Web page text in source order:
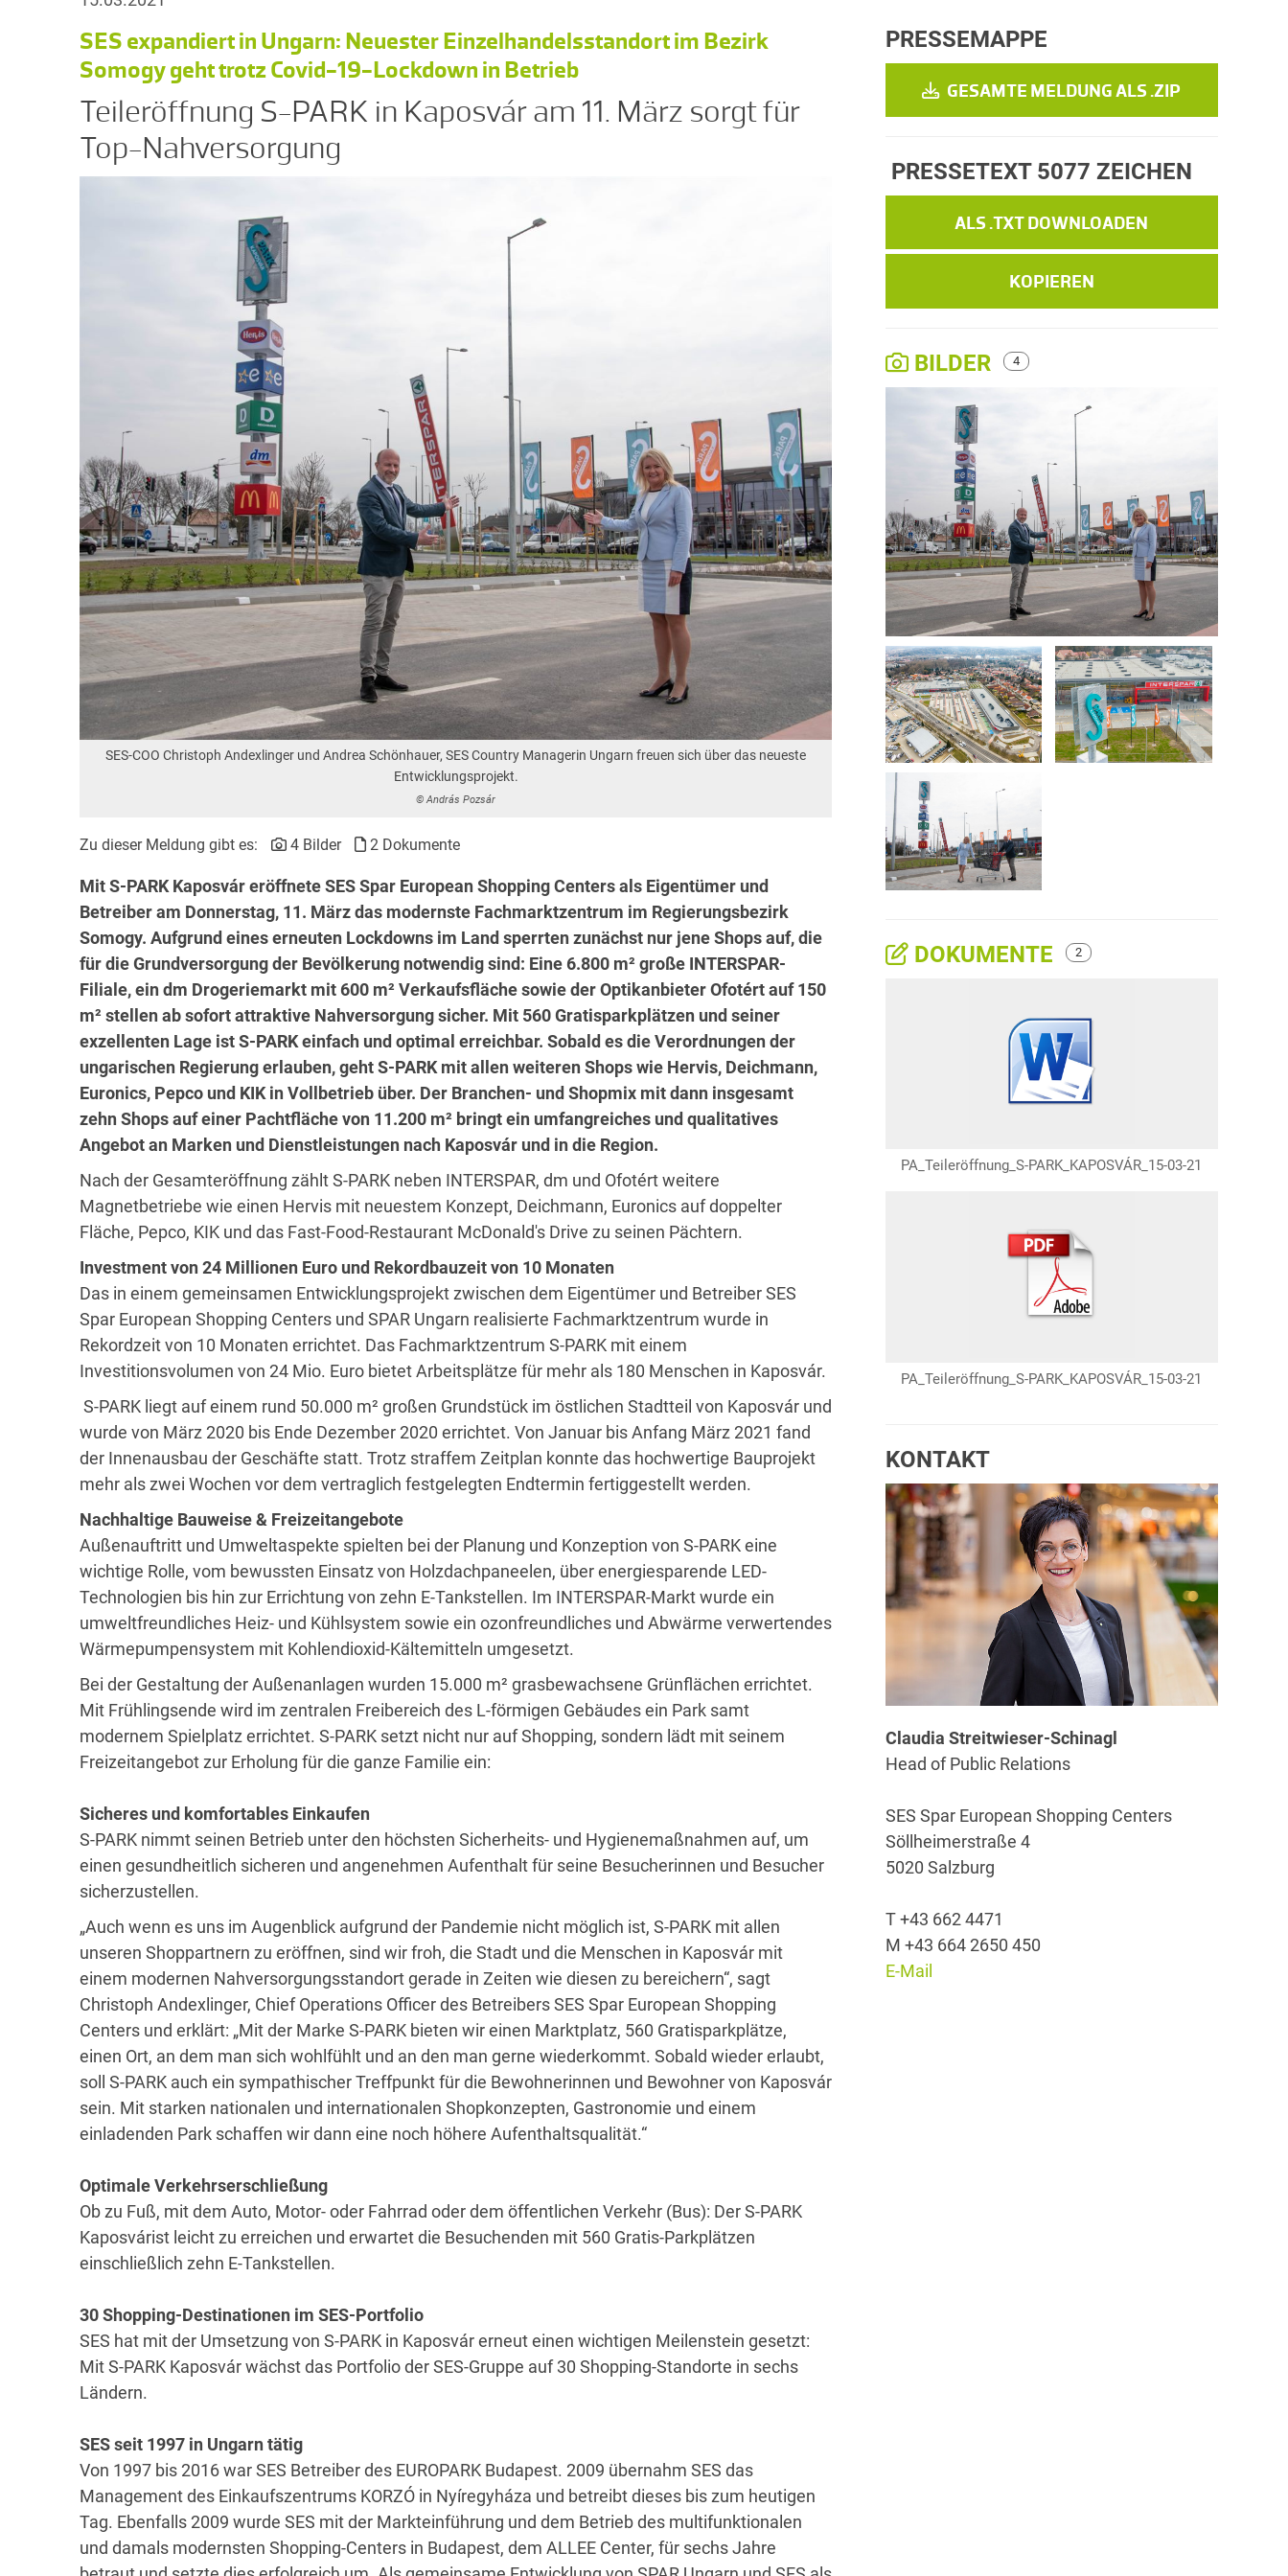
SES expandiert in Ungarn: Neuester Einzelhandelsstandort im Bezirk
Somogy geht trotz Covid-19-Lockdown in Betrieb
Teileröffnung S-PARK in Kaposvár am 11. März sorgt für
Top-Nahversorgung
SES-COO Christoph Andexlinger und Andrea Schönhauer, SES Country Managerin Ungarn freuen sich über das neueste
Entwicklungsprojekt.
© András Pozsár
Zu dieser Meldung gibt es: 4 Bilder 2 Dokumente
Mit S-PARK Kaposvár eröffnete SES Spar European Shopping Centers als Eigentümer und
Betreiber am Donnerstag, 11. März das modernste Fachmarktzentrum im Regierungsbezirk
Somogy. Aufgrund eines erneuten Lockdowns im Land sperrten zunächst nur jene Shops auf, die
für die Grundversorgung der Bevölkerung notwendig sind: Eine 6.800 m² große INTERSPAR-
Filiale, ein dm Drogeriemarkt mit 600 m² Verkaufsfläche sowie der Optikanbieter Ofotért auf 150
m² stellen ab sofort attraktive Nahversorgung sicher. Mit 560 Gratisparkplätzen und seiner
exzellenten Lage ist S-PARK einfach und optimal erreichbar. Sobald es die Verordnungen der
ungarischen Regierung erlauben, geht S-PARK mit allen weiteren Shops wie Hervis, Deichmann,
Euronics, Pepco und KIK in Vollbetrieb über. Der Branchen- und Shopmix mit dann insgesamt
zehn Shops auf einer Pachtfläche von 11.200 m² bringt ein umfangreiches und qualitatives
Angebot an Marken und Dienstleistungen nach Kaposvár und in die Region.
Nach der Gesamteröffnung zählt S-PARK neben INTERSPAR, dm und Ofotért weitere
Magnetbetriebe wie einen Hervis mit neuestem Konzept, Deichmann, Euronics auf doppelter
Fläche, Pepco, KIK und das Fast-Food-Restaurant McDonald's Drive zu seinen Pächtern.
Investment von 24 Millionen Euro und Rekordbauzeit von 10 Monaten
Das in einem gemeinsamen Entwicklungsprojekt zwischen dem Eigentümer und Betreiber SES
Spar European Shopping Centers und SPAR Ungarn realisierte Fachmarktzentrum wurde in
Rekordzeit von 10 Monaten errichtet. Das Fachmarktzentrum S-PARK mit einem
Investitionsvolumen von 24 Mio. Euro bietet Arbeitsplätze für mehr als 180 Menschen in Kaposvár.
S-PARK liegt auf einem rund 50.000 m² großen Grundstück im östlichen Stadtteil von Kaposvár und
wurde von März 2020 bis Ende Dezember 2020 errichtet. Von Januar bis Anfang März 2021 fand
der Innenausbau der Geschäfte statt. Trotz straffem Zeitplan konnte das hochwertige Bauprojekt
mehr als zwei Wochen vor dem vertraglich festgelegten Endtermin fertiggestellt werden.
Nachhaltige Bauweise & Freizeitangebote
Außenauftritt und Umweltaspekte spielten bei der Planung und Konzeption von S-PARK eine
wichtige Rolle, vom bewussten Einsatz von Holzdachpaneelen, über energiesparende LED-
Technologien bis hin zur Errichtung von zehn E-Tankstellen. Im INTERSPAR-Markt wurde ein
umweltfreundliches Heiz- und Kühlsystem sowie ein ozonfreundliches und Abwärme verwertendes
Wärmepumpensystem mit Kohlendioxid-Kältemitteln umgesetzt.
Bei der Gestaltung der Außenanlagen wurden 15.000 m² grasbewachsene Grünflächen errichtet.
Mit Frühlingsende wird im zentralen Freibereich des L-förmigen Gebäudes ein Park samt
modernem Spielplatz errichtet. S-PARK setzt nicht nur auf Shopping, sondern lädt mit seinem
Freizeitangebot zur Erholung für die ganze Familie ein:
Sicheres und komfortables Einkaufen
S-PARK nimmt seinen Betrieb unter den höchsten Sicherheits- und Hygienemaßnahmen auf, um
einen gesundheitlich sicheren und angenehmen Aufenthalt für seine Besucherinnen und Besucher
sicherzustellen.
„Auch wenn es uns im Augenblick aufgrund der Pandemie nicht möglich ist, S-PARK mit allen
unseren Shoppartnern zu eröffnen, sind wir froh, die Stadt und die Menschen in Kaposvár mit
einem modernen Nahversorgungsstandort gerade in Zeiten wie diesen zu bereichern“, sagt
Christoph Andexlinger, Chief Operations Officer des Betreibers SES Spar European Shopping
Centers und erklärt: „Mit der Marke S-PARK bieten wir einen Marktplatz, 560 Gratisparkplätze,
einen Ort, an dem man sich wohlfühlt und an den man gerne wiederkommt. Sobald wieder erlaubt,
soll S-PARK auch ein sympathischer Treffpunkt für die Bewohnerinnen und Bewohner von Kaposvár
sein. Mit starken nationalen und internationalen Shopkonzepten, Gastronomie und einem
einladenden Park schaffen wir dann eine noch höhere Aufenthaltsqualität.“
Optimale Verkehrserschließung
Ob zu Fuß, mit dem Auto, Motor- oder Fahrrad oder dem öffentlichen Verkehr (Bus): Der S-PARK
Kaposvárist leicht zu erreichen und erwartet die Besuchenden mit 560 Gratis-Parkplätzen
einschließlich zehn E-Tankstellen.
30 Shopping-Destinationen im SES-Portfolio
SES hat mit der Umsetzung von S-PARK in Kaposvár erneut einen wichtigen Meilenstein gesetzt:
Mit S-PARK Kaposvár wächst das Portfolio der SES-Gruppe auf 30 Shopping-Standorte in sechs
Ländern.
SES seit 1997 in Ungarn tätig
Von 1997 bis 2016 war SES Betreiber des EUROPARK Budapest. 2009 übernahm SES das
Management des Einkaufszentrums KORZÓ in Nyíregyháza und betreibt dieses bis zum heutigen
Tag. Ebenfalls 2009 wurde SES mit der Markteinführung und dem Betrieb des multifunktionalen
und damals modernsten Shopping-Centers in Budapest, dem ALLEE Center, für sechs Jahre
PRESSEMAPPE
GESAMTE MELDUNG ALS .ZIP
PRESSETEXT 5077 ZEICHEN
ALS .TXT DOWNLOADEN
KOPIEREN
BILDER 4
DOKUMENTE 2
PA_Teileröffnung_S-PARK_KAPOSVÁR_15-03-21
PA_Teileröffnung_S-PARK_KAPOSVÁR_15-03-21
KONTAKT
Claudia Streitwieser-Schinagl
Head of Public Relations
SES Spar European Shopping Centers
Söllheimerstraße 4
5020 Salzburg
T +43 662 4471
M +43 664 2650 450
E-Mail